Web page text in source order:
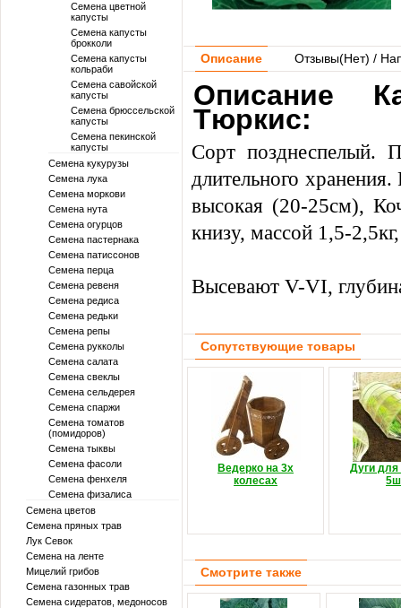
Семена цветной
капусты
Семена капусты
брокколи
Семена капусты
кольраби
Семена савойской
капусты
Семена брюссельской
капусты
Семена пекинской
капусты
Семена кукурузы
Семена лука
Семена моркови
Семена нута
Семена огурцов
Семена пастернака
Семена патиссонов
Семена перца
Семена ревеня
Семена редиса
Семена редьки
Семена репы
Семена рукколы
Семена салата
Семена свеклы
Семена сельдерея
Семена спаржи
Семена томатов
(помидоров)
Семена тыквы
Семена фасоли
Семена фенхеля
Семена физалиса
Семена цветов
Семена пряных трав
Лук Севок
Семена на ленте
Мицелий грибов
Семена газонных трав
Семена сидератов, медоносов
Описание Отзывы(Нет) /
Описание
Тюркис:
Сорт позднеспелый.
длительного
высокая (20-25см),
книзу, массой 1,5-
Высевают V-VI,
Сопутствующие товары
Ведерко на 3х
колесах
Дуги для
Смотрите также